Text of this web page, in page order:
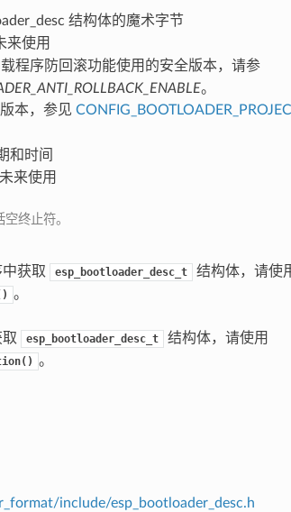
结构体的魔术字节
来使用
程序防回滚功能使用的安全版本，请参
。
本，参见
和时间
来使用
终止符。
获取 esp_bootloader_desc_t 结构体，请使
。
esp_bootloader_desc_t 结构体，请使用
。
include/esp_bootloader_desc.h